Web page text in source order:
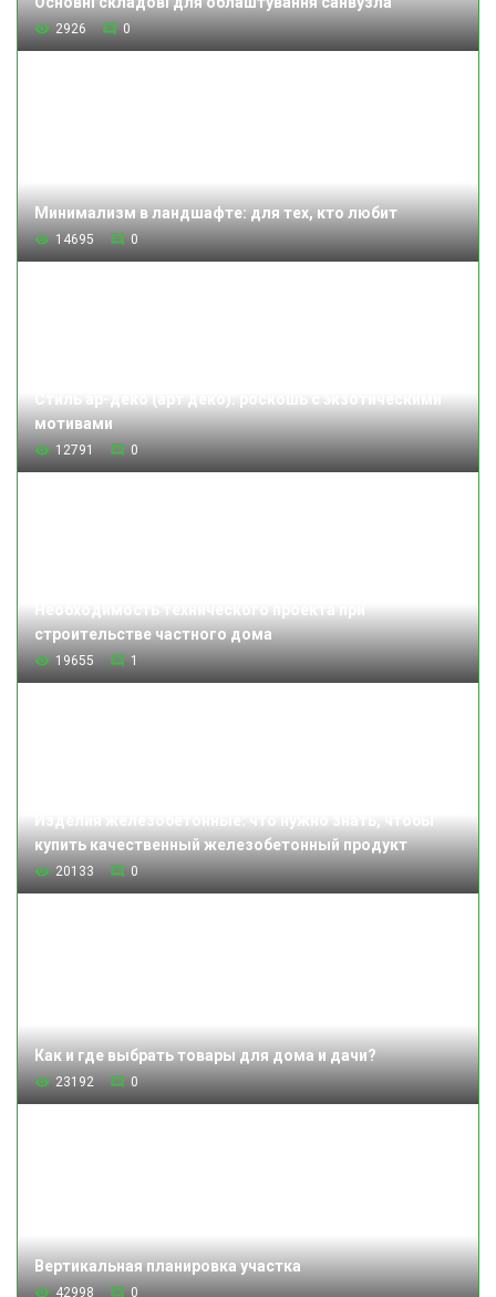
2926 0
Минимализм в ландшафте: для тех, кто любит
14695 0
мотивами
12791 0
строительстве частного дома
19655 1
купить качественный железобетонный продукт
20133 0
Как и где выбрать товары для дома и дачи?
23192 0
Вертикальная планировка участка
42998 0